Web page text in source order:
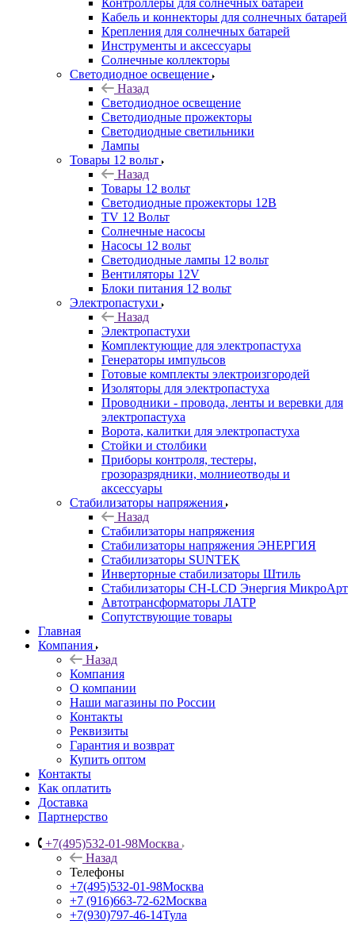
Контроллеры для солнечных батарей
Кабель и коннекторы для солнечных батарей
Крепления для солнечных батарей
Инструменты и аксессуары
Солнечные коллекторы
Светодиодное освещение
Назад
Светодиодное освещение
Светодиодные прожекторы
Светодиодные светильники
Лампы
Товары 12 вольт
Назад
Товары 12 вольт
Светодиодные прожекторы 12В
TV 12 Вольт
Солнечные насосы
Насосы 12 вольт
Светодиодные лампы 12 вольт
Вентиляторы 12V
Блоки питания 12 вольт
Электропастухи
Назад
Электропастухи
Комплектующие для электропастуха
Генераторы импульсов
Готовые комплекты электроизгородей
Изоляторы для электропастуха
Проводники - провода, ленты и веревки для
электропастуха
Ворота, калитки для электропастуха
Стойки и столбики
Приборы контроля, тестеры,
грозоразрядники, молниеотводы и
аксессуары
Стабилизаторы напряжения
Назад
Стабилизаторы напряжения
Стабилизаторы напряжения ЭНЕРГИЯ
Стабилизаторы SUNTEK
Инверторные стабилизаторы Штиль
Стабилизаторы СН-LCD Энepгия МикроАрт
Автотрансформаторы ЛАТР
Сопутствующие товары
Главная
Компания
Назад
Компания
О компании
Наши магазины по России
Контакты
Реквизиты
Гарантия и возврат
Купить оптом
Контакты
Как оплатить
Доставка
Партнерство
+7(495)532-01-98Москва
Назад
Телефоны
+7(495)532-01-98Москва
+7 (916)663-72-62Москва
+7(930)797-46-14Тула